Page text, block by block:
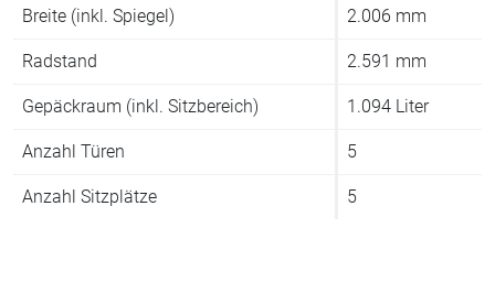
Breite (inkl. Spiegel) 2.006 mm
Radstand 2.591 mm
Gepäckraum (inkl. Sitzbereich) 1.094 Liter
Anzahl Türen 5
Anzahl Sitzplätze 5